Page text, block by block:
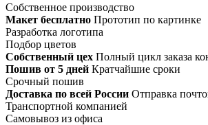
Собственное производство
Макет бесплатно Прототип по картинке
Разработка логотипа
Подбор цветов
Собственный цех Полный цикл заказа
Пошив от 5 дней Кратчайшие сроки
Срочный пошив
Доставка по всей России Отправка
Транспортной компанией
Самовывоз из офиса